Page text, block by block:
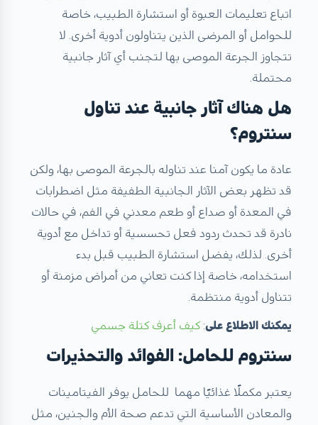
اتباع تعليمات العبوة أو استشارة الطبيب، خاصة
للحوامل أو المرضى الذين يتناولون أدوية أخرى. لا
تتجاوز الجرعة الموصى بها لتجنب أي آثار جانبية
محتملة.
هل هناك آثار جانبية عند تناول
سنتروم؟
عادة ما يكون آمنا عند تناوله بالجرعة الموصى بها، ولكن
قد تظهر بعض الآثار الجانبية الطفيفة مثل اضطرابات
في المعدة أو صداع أو طعم معدني في الفم، في حالات
نادرة قد تحدث ردود فعل تحسسية أو تداخل مع أدوية
أخرى. لذلك، يفضل استشارة الطبيب قبل بدء
استخدامه، خاصة إذا كنت تعاني من أمراض مزمنة أو
تتناول أدوية منتظمة.
يمكنك الاطلاع على: كيف أعرف كتلة جسمي
سنتروم للحامل: الفوائد والتحذيرات
يعتبر مكملًا غذائيًا مهما للحامل يوفر الفيتامينات
والمعادن الأساسية التي تدعم صحة الأم والجنين، مثل